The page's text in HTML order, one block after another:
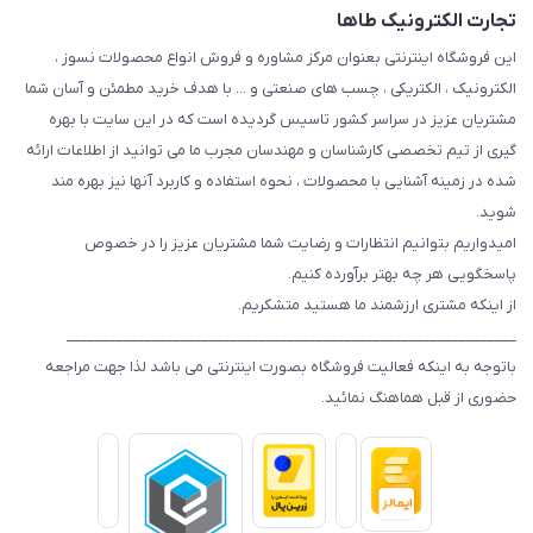
تجارت الکترونیک طاها
این فروشگاه اینترنتی بعنوان مرکز مشاوره و فروش انواع محصولات نسوز ،
الکترونیک ، الکتریکی ، چسب های صنعتی و ... با هدف خرید مطمئن و آسان شما
مشتریان عزیز در سراسر کشور تاسیس گردیده است که در این سایت با بهره
گیری از تیم تخصصی کارشناسان و مهندسان مجرب ما می توانید از اطلاعات ارائه
شده در زمینه آشنایی با محصولات ، نحوه استفاده و کاربرد آنها نیز بهره مند
شوید.
امیدواریم بتوانیم انتظارات و رضایت شما مشتریان عزیز را در خصوص
پاسخگویی هر چه بهتر برآورده کنیم.
از اینکه مشتری ارزشمند ما هستید متشکریم.
_______________________________________________________________
باتوجه به اینکه فعالیت فروشگاه بصورت اینترنتی می باشد لذا جهت مراجعه
حضوری از قبل هماهنگ نمائید.